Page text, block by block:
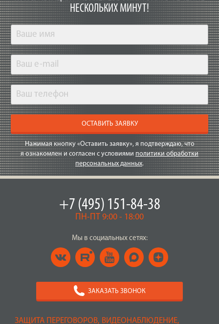
НЕСКОЛЬКИХ МИНУТ!
ОСТАВИТЬ ЗАЯВКУ
Нажимая кнопку «Оставить заявку», я подтверждаю, что
я ознакомлен и согласен с условиями политики обработки
персональных данных.
ЗАЩИТА ПЕРЕГОВОРОВ, ВИДЕОНАБЛЮДЕНИЕ,
+7 (495) 151-84-38
ПН-ПТ 9:00 - 18:00
Мы в социальных сетях:
ЗАКАЗАТЬ ЗВОНОК